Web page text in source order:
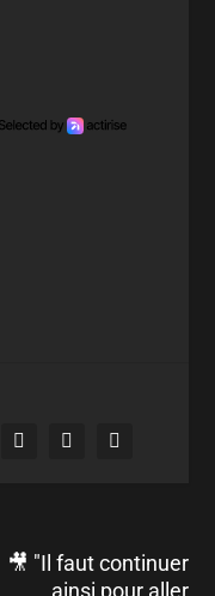
🎥 "Il faut continuer